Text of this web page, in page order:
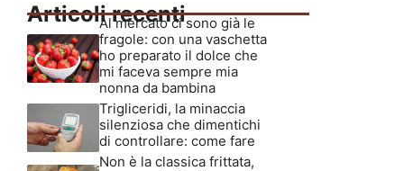
Articoli recenti
Al mercato ci sono già le
fragole: con una vaschetta
ho preparato il dolce che
mi faceva sempre mia
nonna da bambina
Trigliceridi, la minaccia
silenziosa che dimentichi
di controllare: come fare
Non è la classica frittata,